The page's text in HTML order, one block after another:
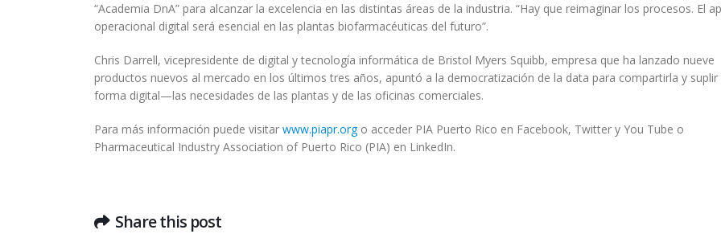
“Academia DnA” para alcanzar la excelencia en las distintas áreas de la industria. “Hay que reimaginar los procesos. El
operacional digital será esencial en las plantas biofarmacéuticas del futuro”.
Chris Darrell, vicepresidente de digital y tecnología informática de Bristol Myers Squibb, empresa que ha lanzado nueve
productos nuevos al mercado en los últimos tres años, apuntó a la democratización de la data para compartirla y suplir
forma digital—las necesidades de las plantas y de las oficinas comerciales.
Para más información puede visitar www.piapr.orgo acceder PIA Puerto Rico en Facebook, Twitter y You Tube o
Pharmaceutical Industry Association of Puerto Rico (PIA) en LinkedIn.
Share this post